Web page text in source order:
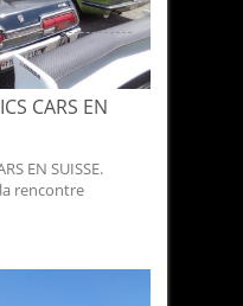
CARS EN
EN SUISSE.
rencontre